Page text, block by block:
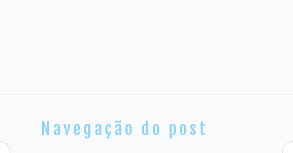
Navegação do post